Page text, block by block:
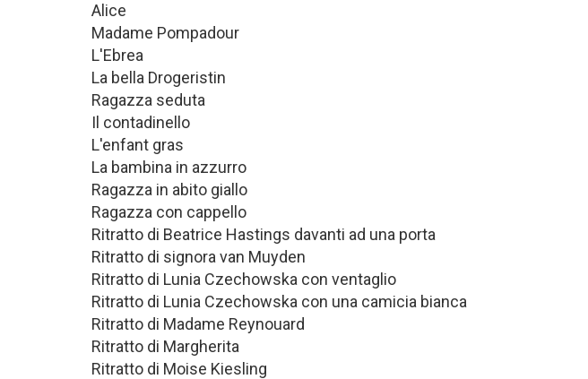
Alice
Madame Pompadour
L'Ebrea
La bella Drogeristin
Ragazza seduta
Il contadinello
L'enfant gras
La bambina in azzurro
Ragazza in abito giallo
Ragazza con cappello
Ritratto di Beatrice Hastings davanti ad una porta
Ritratto di signora van Muyden
Ritratto di Lunia Czechowska con ventaglio
Ritratto di Lunia Czechowska con una camicia bianca
Ritratto di Madame Reynouard
Ritratto di Margherita
Ritratto di Moise Kiesling